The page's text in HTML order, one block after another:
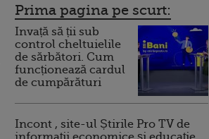
Prima pagina pe scurt:
Invață să ții sub
control cheltuielile
de sărbători. Cum
funcționează cardul
de cumpărături
Incont , site-ul Știrile Pro TV de